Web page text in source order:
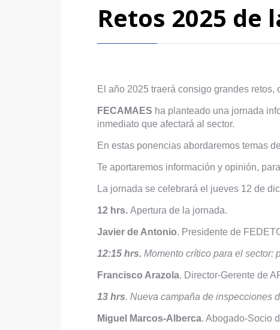
Retos 2025 de
El año 2025 traerá consigo grandes
FECAMAES ha planteado una jornada
inmediato que afectará al sector.
En estas ponencias abordaremos temas
Te aportaremos información y opinión,
La jornada se celebrará el jueves 12 de
12 hrs. Apertura de la jornada.
Javier de Antonio. Presidente de
12:15 hrs. Momento crítico para el sector:
Francisco Arazola. Director-Gerente de
13 hrs. Nueva campaña de inspecciones
Miguel Marcos-Alberca. Abogado-Socio